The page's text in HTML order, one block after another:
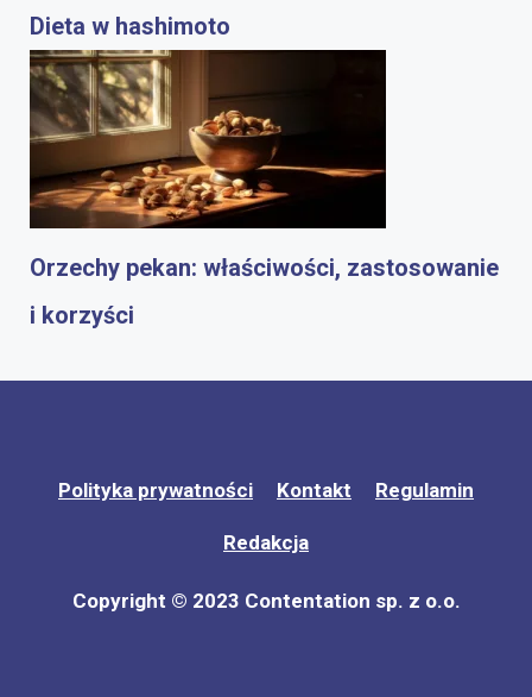
Dieta w hashimoto
Orzechy pekan: właściwości, zastosowanie
i korzyści
Polityka prywatności Kontakt Regulamin
Redakcja
Copyright © 2023 Contentation sp. z o.o.